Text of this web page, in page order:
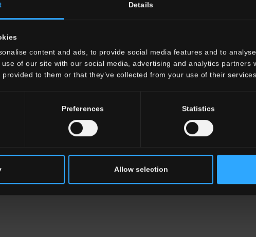
Details
content and ads, to provide social media features and to
of our site with our social media, advertising and analytics partners
provided to them or that they’ve collected from your use of their
Preferences Statistics
Allow selection
. 8"x8"